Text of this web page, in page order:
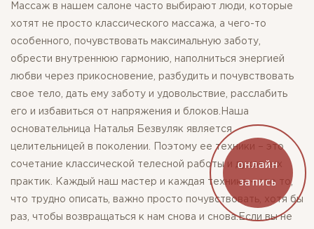
Массаж в нашем салоне часто выбирают люди, которые
хотят не просто классического массажа, а чего-то
особенного, почувствовать максимальную заботу,
обрести внутреннюю гармонию, наполниться энергией
любви через прикосновение, разбудить и почувствовать
свое тело, дать ему заботу и удовольствие, расслабить
его и избавиться от напряжения и блоков.Наша
основательница Наталья Безвуляк является
целительницей в поколении. Поэтому ее техники – это
сочетание классической телесной работы и духовных
практик. Каждый наш мастер и каждая техника – это то,
что трудно описать, важно просто почувствовать, хотя бы
раз, чтобы возвращаться к нам снова и снова.Если вы не
онлайн
запись